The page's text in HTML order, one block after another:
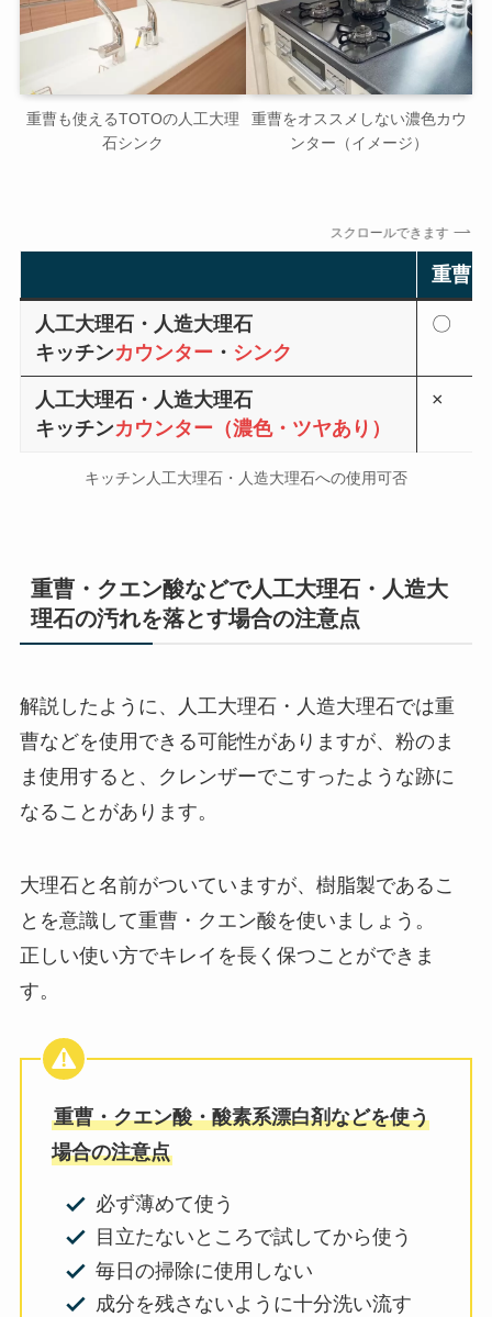
重曹も使えるTOTOの人工大理
石シンク
重曹をオススメしない濃色カウ
ンター（イメージ）
スクロールできます
人工大理石・人造大理石
キッチンカウンター ・ シンク
〇
人工大理石・人造大理石
キッチンカウンター（濃色・ツヤあり）
×
キッチン人工大理石・人造大理石への使用可否
重曹・クエン酸などで人工大理石・人造大
理石の汚れを落とす場合の注意点
解説したように、人工大理石・人造大理石では重
曹などを使用できる可能性がありますが、粉のま
ま使用すると、クレンザーでこすったような跡に
なることがあります。
大理石と名前がついていますが、樹脂製であるこ
とを意識して重曹・クエン酸を使いましょう。
正しい使い方でキレイを長く保つことができま
す。
重曹・クエン酸・酸素系漂白剤などを使う
場合の注意点
必ず薄めて使う
目立たないところで試してから使う
毎日の掃除に使用しない
成分を残さないように十分洗い流す